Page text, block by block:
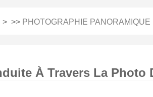
> >> PHOTOGRAPHIE PANORAMIQUE
À Travers La Photo